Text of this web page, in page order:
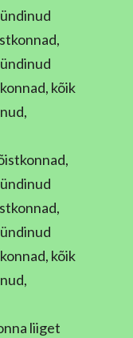
kõik
kõik
liiget